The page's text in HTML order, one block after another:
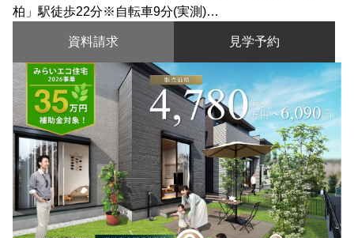
柏」駅徒歩22分※自転車9分(実測)…
資料請求 見学予約